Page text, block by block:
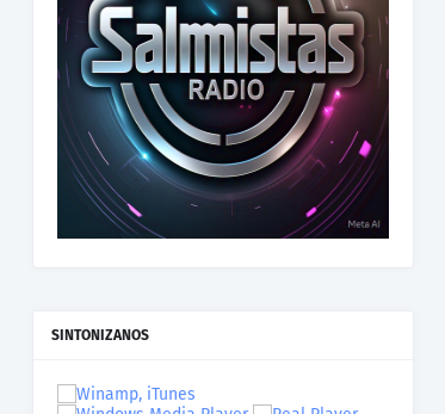
SINTONIZANOS